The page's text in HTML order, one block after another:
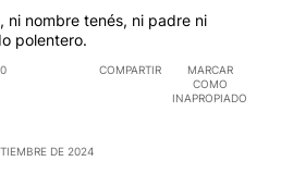
ni nombre tenés, ni padre ni
polentero.
0 COMPARTIR
MARCAR
COMO
INAPROPIADO
DE 2024